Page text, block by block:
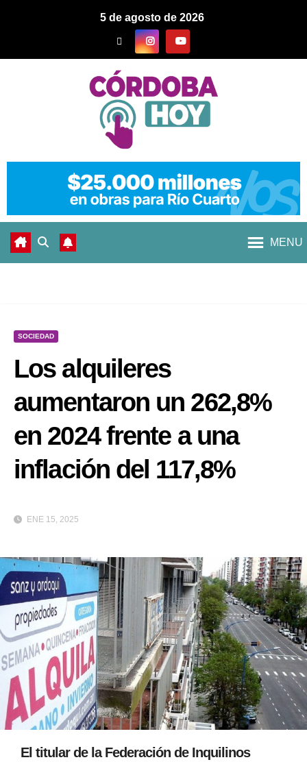
5 de agosto de 2026
MENU
SOCIEDAD
Los alquileres
aumentaron un 262,8%
en 2024 frente a una
inflación del 117,8%
ENE 15, 2025
El titular de la Federación de Inquilinos